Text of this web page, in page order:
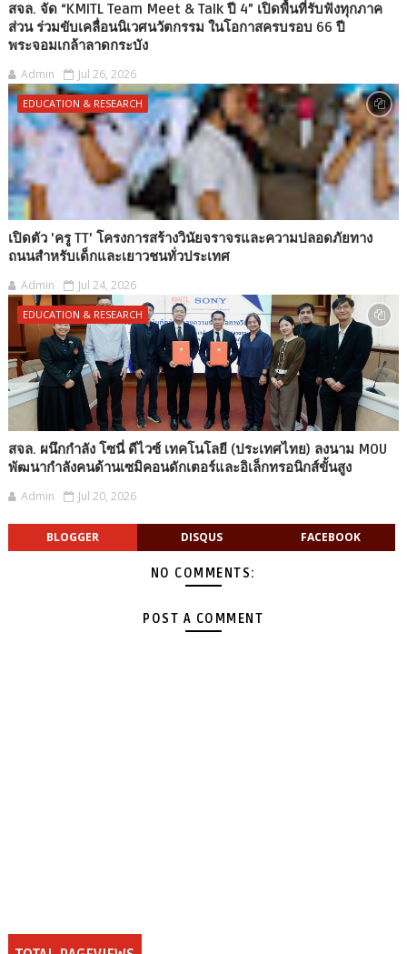
สจล. จัด “KMITL Team Meet & Talk ปี 4” เปิดพื้นที่รับฟังทุกภาค
ส่วน ร่วมขับเคลื่อนนิเวศนวัตกรรม ในโอกาสครบรอบ 66 ปี
พระจอมเกล้าลาดกระบัง
Admin Jul 26, 2026
EDUCATION & RESEARCH
เปิดตัว 'ครู TT' โครงการสร้างวินัยจราจรและความปลอดภัยทาง
ถนนสำหรับเด็กและเยาวชนทั่วประเทศ
Admin Jul 24, 2026
EDUCATION & RESEARCH
สจล. ผนึกกำลัง โซนี่ ดีไวซ์ เทคโนโลยี (ประเทศไทย) ลงนาม MOU
พัฒนากำลังคนด้านเซมิคอนดักเตอร์และอิเล็กทรอนิกส์ขั้นสูง
Admin Jul 20, 2026
BLOGGER DISQUS FACEBOOK
NO COMMENTS:
POST A COMMENT